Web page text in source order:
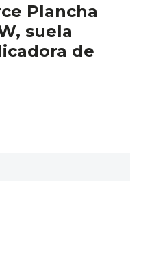
Plancha
suela
de